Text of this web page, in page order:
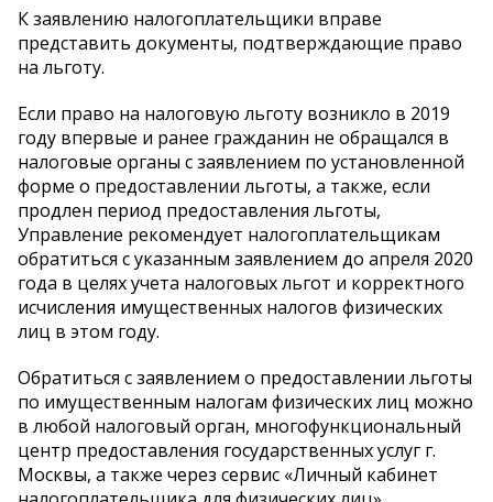
К заявлению налогоплательщики вправе
представить документы, подтверждающие право
на льготу.
Если право на налоговую льготу возникло в 2019
году впервые и ранее гражданин не обращался в
налоговые органы с заявлением по установленной
форме о предоставлении льготы, а также, если
продлен период предоставления льготы,
Управление рекомендует налогоплательщикам
обратиться с указанным заявлением до апреля 2020
года в целях учета налоговых льгот и корректного
исчисления имущественных налогов физических
лиц в этом году.
Обратиться с заявлением о предоставлении льготы
по имущественным налогам физических лиц можно
в любой налоговый орган, многофункциональный
центр предоставления государственных услуг г.
Москвы, а также через сервис «Личный кабинет